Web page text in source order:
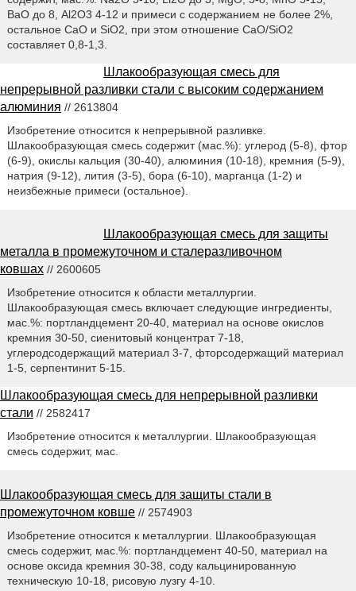
BaO до 8, Al2O3 4-12 и примеси с содержанием не более 2%,
остальное CaO и SiO2, при этом отношение CaO/SiO2
составляет 0,8-1,3.
Шлакообразующая смесь для
непрерывной разливки стали с высоким содержанием
алюминия // 2613804
Изобретение относится к непрерывной разливке.
Шлакообразующая смесь содержит (мас.%): углерод (5-8), фтор
(6-9), окислы кальция (30-40), алюминия (10-18), кремния (5-9),
натрия (9-12), лития (3-5), бора (6-10), марганца (1-2) и
неизбежные примеси (остальное).
Шлакообразующая смесь для защиты
металла в промежуточном и сталеразливочном
ковшах // 2600605
Изобретение относится к области металлургии.
Шлакообразующая смесь включает следующие ингредиенты,
мас.%: портландцемент 20-40, материал на основе окислов
кремния 30-50, сиенитовый концентрат 7-18,
углеродсодержащий материал 3-7, фторсодержащий материал
1-5, серпентинит 5-15.
Шлакообразующая смесь для непрерывной разливки
стали // 2582417
Изобретение относится к металлургии. Шлакообразующая
смесь содержит, мас.
Шлакообразующая смесь для защиты стали в
промежуточном ковше // 2574903
Изобретение относится к металлургии. Шлакообразующая
смесь содержит, мас.%: портландцемент 40-50, материал на
основе оксида кремния 30-38, соду кальцинированную
техническую 10-18, рисовую лузгу 4-10.